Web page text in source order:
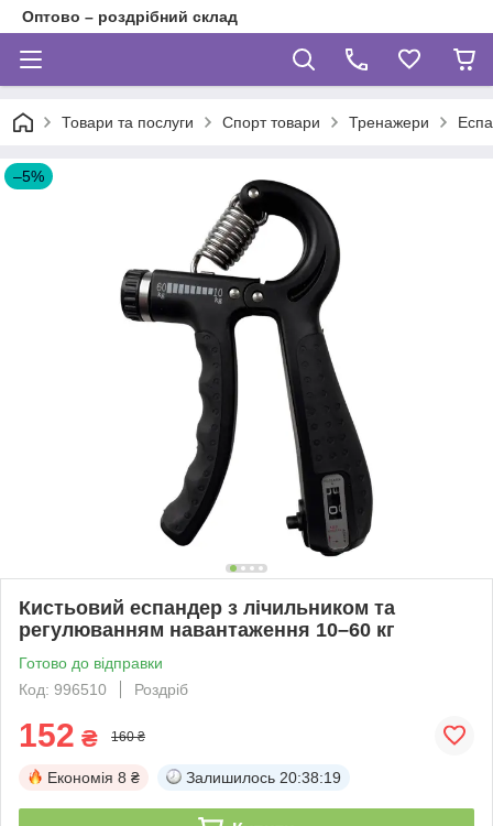
Оптово – роздрібний склад
Товари та послуги Спорт товари Тренажери
–5%
Кистьовий еспандер з лічильником та
регулюванням навантаження 10–60 кг
Готово до відправки
Код: 996510
Роздріб
152 ₴ 160 ₴
Економія 8 ₴ Залишилось 20:38:19